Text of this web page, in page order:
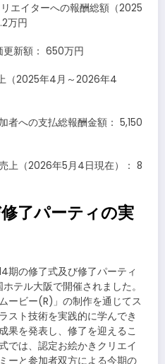
エイターへの報酬総額（2025
万円
更新額： 650万円
（2025年4月～2026年4
者への支払総報酬金額： 5,150
上（2026年5月4日現在）： 8
了パーティの実
期の修了式及び修了パーティ
テル大阪で開催されました。
ービー(R)」の制作を通じてス
スト技術を実践的に学んでき
果を発表し、修了を迎えるこ
では、認定お絵かきクリエイ
ーと参加者双方による今期の